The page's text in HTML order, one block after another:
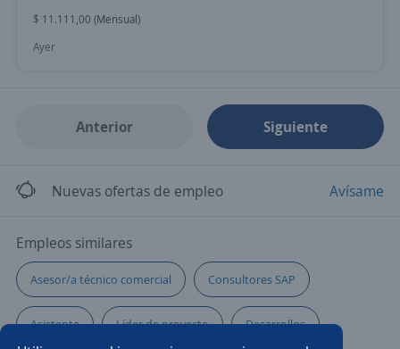
$ 11.111,00 (Mensual)
Ayer
Anterior Siguiente
Nuevas ofertas de empleo Avísame
Empleos similares
Asesor/a técnico comercial Consultores SAP
Asistente Líder de proyecto Desarrollos